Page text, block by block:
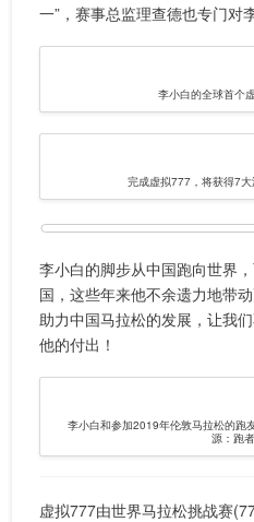
一”，赛事总监理查德也专门对
李小白的全球首个
完成虚拟777，将获得7大
李小白的脚步从中国跑向世界
国，这些年来他不余遗力地带
助力中国马拉松的发展，让我
他的付出！
李小白和参加2019年伦敦马拉松的跑
源：跑
虚拟777由世界马拉松挑战赛